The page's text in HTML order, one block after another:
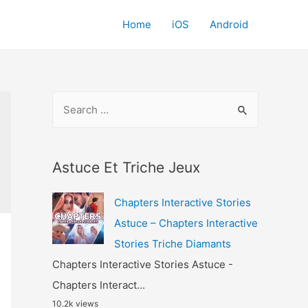
Home iOS Android
r
h
f
o
r
:
Astuce Et Triche Jeux
Chapters Interactive Stories
Astuce – Chapters Interactive
Stories Triche Diamants
Chapters Interactive Stories Astuce -
Chapters Interact...
10.2k views